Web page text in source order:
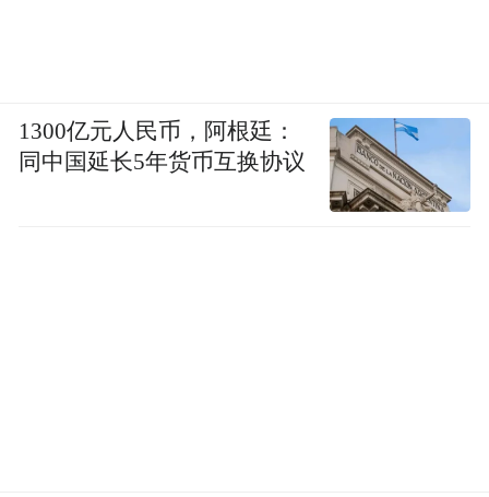
1300亿元人民币，阿根廷：
同中国延长5年货币互换协议